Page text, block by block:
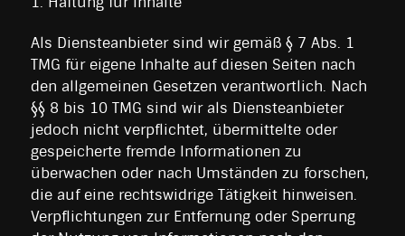
Als Diensteanbieter sind wir gemäß § 7 Abs. 1
TMG für eigene Inhalte auf diesen Seiten nach
den allgemeinen Gesetzen verantwortlich. Nach
§§ 8 bis 10 TMG sind wir als Diensteanbieter
jedoch nicht verpflichtet, übermittelte oder
gespeicherte fremde Informationen zu
überwachen oder nach Umständen zu forschen,
die auf eine rechtswidrige Tätigkeit hinweisen.
Verpflichtungen zur Entfernung oder Sperrung